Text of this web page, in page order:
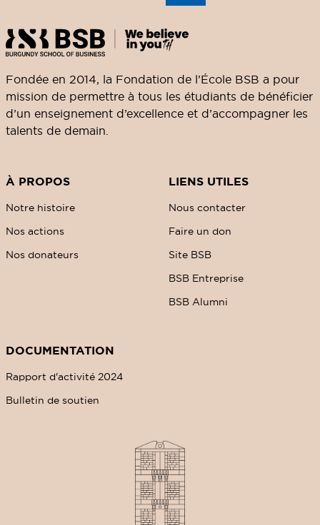
Fondée en 2014, la Fondation de l’École BSB a pour
mission de permettre à tous les étudiants de bénéficier
d’un enseignement d’excellence et d’accompagner les
talents de demain.
À PROPOS
Notre histoire
Nos actions
Nos donateurs
LIENS UTILES
Nous contacter
Faire un don
Site BSB
BSB Entreprise
BSB Alumni
DOCUMENTATION
Rapport d'activité 2024
Bulletin de soutien